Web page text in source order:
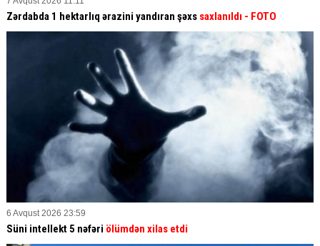
Zərdabda 1 hektarlıq ərazini yandıran şəxs saxlanıldı - FOTO
6 Avqust 2026 23:59
Süni intellekt 5 nəfəri ölümdən xilas etdi